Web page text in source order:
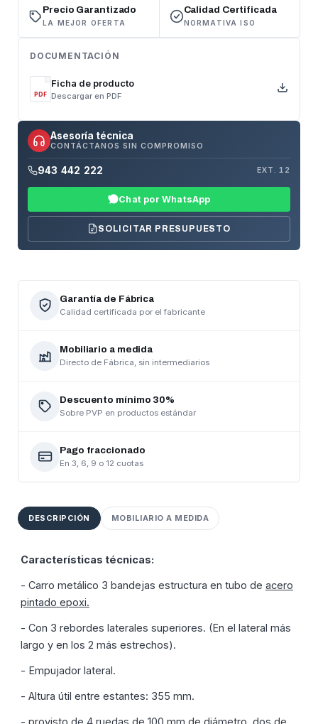
Precio Garantizado
LA MEJOR OFERTA
Calidad Certificada
NORMATIVA ISO
DOCUMENTACIÓN
PDF
Ficha de producto
Descargar en PDF
Asesoría técnica
CONTÁCTANOS SIN COMPROMISO
943 442 222 EXT. 12
Chat por WhatsApp
SOLICITAR PRESUPUESTO
Garantía de Fábrica
Calidad certificada por el fabricante
Mobiliario a medida
Directo de Fábrica, sin intermediarios
Descuento mínimo 30%
Sobre PVP en productos estándar
Pago fraccionado
En 3, 6, 9 o 12 cuotas
DESCRIPCIÓN MOBILIARIO A MEDIDA
Características técnicas:
- Carro metálico 3 bandejas estructura en tubo de acero
pintado epoxi.
- Con 3 rebordes laterales superiores. (En el lateral más
largo y en los 2 más estrechos).
- Empujador lateral.
- Altura útil entre estantes: 355 mm.
- provisto de 4 ruedas de 100 mm de diámetro, dos de
AÑADIR A LA LISTA DE DESEOS
CREAR LISTA DE DESEOS
Nombre de la lista de deseos
Cancelar Crear lista de deseos
INICIAR SESIÓN
Debe iniciar sesión para guardar productos en su lista
de deseos.
Cancelar Iniciar sesión